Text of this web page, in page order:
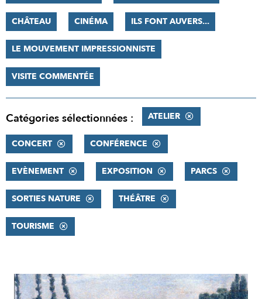
CHÂTEAU CINÉMA ILS FONT AUVERS...
LE MOUVEMENT IMPRESSIONNISTE
VISITE COMMENTÉE
Catégories sélectionnées : ATELIER
CONCERT CONFÉRENCE
EVÈNEMENT EXPOSITION PARCS
SORTIES NATURE THÉÂTRE
TOURISME
RÉSULTATS